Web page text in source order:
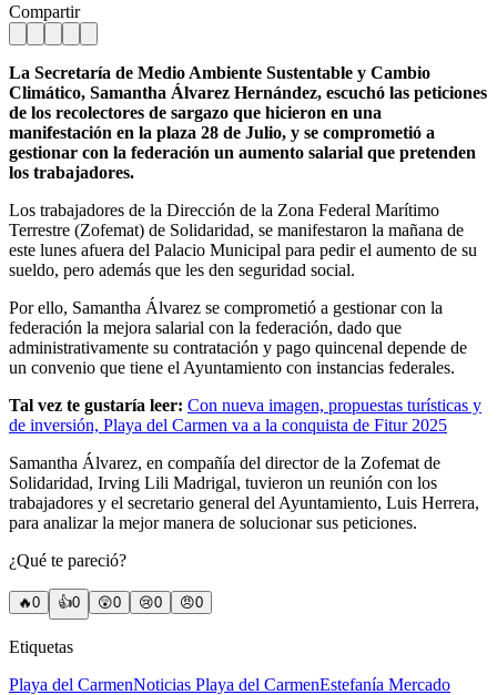
Compartir
La Secretaría de Medio Ambiente Sustentable y Cambio
Climático, Samantha Álvarez Hernández, escuchó las peticiones
de los recolectores de sargazo que hicieron en una
manifestación en la plaza 28 de Julio, y se comprometió a
gestionar con la federación un aumento salarial que pretenden
los trabajadores.
Los trabajadores de la Dirección de la Zona Federal Marítimo
Terrestre (Zofemat) de Solidaridad, se manifestaron la mañana de
este lunes afuera del Palacio Municipal para pedir el aumento de su
sueldo, pero además que les den seguridad social.
Por ello, Samantha Álvarez se comprometió a gestionar con la
federación la mejora salarial con la federación, dado que
administrativamente su contratación y pago quincenal depende de
un convenio que tiene el Ayuntamiento con instancias federales.
Tal vez te gustaría leer: Con nueva imagen, propuestas turísticas y
de inversión, Playa del Carmen va a la conquista de Fitur 2025
Samantha Álvarez, en compañía del director de la Zofemat de
Solidaridad, Irving Lili Madrigal, tuvieron un reunión con los
trabajadores y el secretario general del Ayuntamiento, Luis Herrera,
para analizar la mejor manera de solucionar sus peticiones.
¿Qué te pareció?
🔥0 👍0 😲0 😢0 😠0
Etiquetas
Playa del CarmenNoticias Playa del CarmenEstefanía Mercado